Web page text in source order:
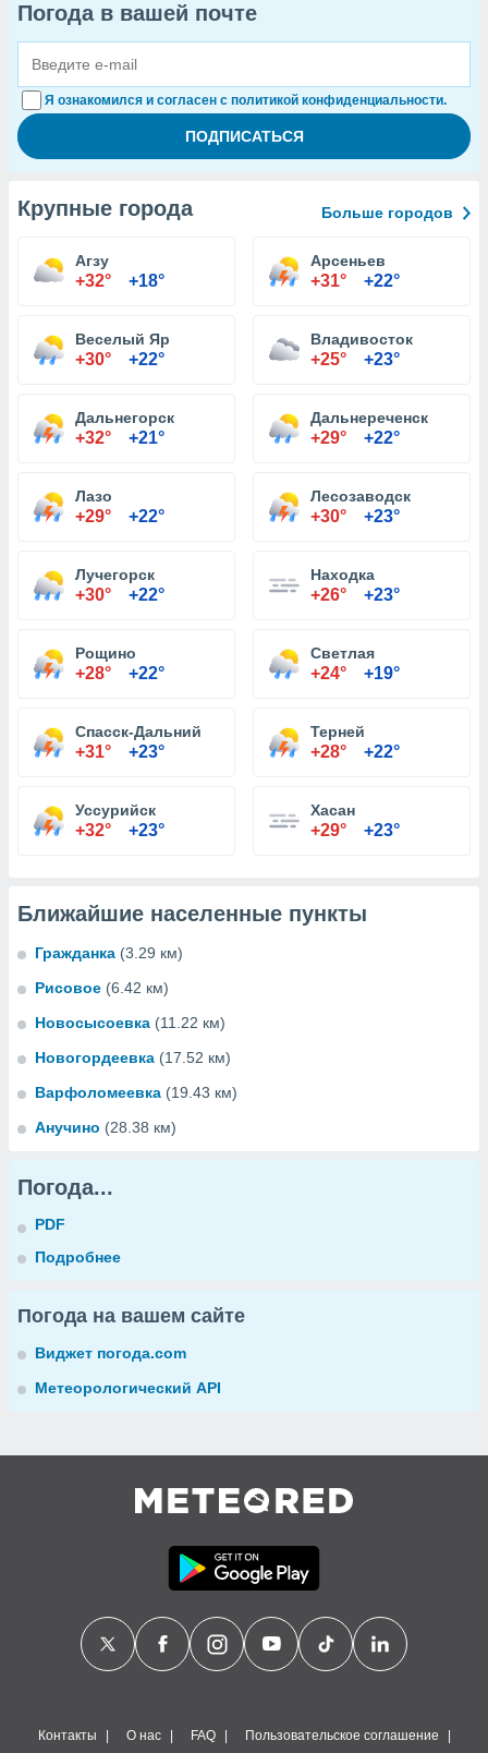
Погода в вашей почте
Я ознакомился и согласен с политикой конфиденциальности.
Крупные города Больше городов
Агзу
+32° +18°
Арсеньев
+31° +22°
Веселый Яр
+30° +22°
Владивосток
+25° +23°
Дальнегорск
+32° +21°
Дальнереченск
+29° +22°
Лазо
+29° +22°
Лесозаводск
+30° +23°
Лучегорск
+30° +22°
Находка
+26° +23°
Рощино
+28° +22°
Светлая
+24° +19°
Спасск-Дальний
+31° +23°
Терней
+28° +22°
Уссурийск
+32° +23°
Хасан
+29° +23°
Ближайшие населенные пункты
Гражданка (3.29 км)
Рисовое (6.42 км)
Новосысоевка (11.22 км)
Новогордеевка (17.52 км)
Варфоломеевка (19.43 км)
Анучино (28.38 км)
Погода...
PDF
Подробнее
Погода на вашем сайте
Виджет погода.com
Метеорологический API
Контакты О нас FAQ Пользовательское соглашение